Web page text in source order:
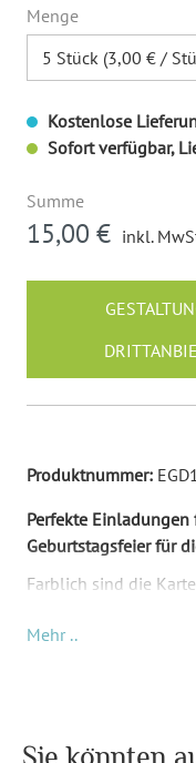
Menge
Kostenlose
Sofort verfügbar,
Summe
15,00 € inkl.
Produktnummer:
Perfekte
Geburtstagsfeier für
Farblich sind die
(oberer Teil des
Illustrationen zu
Mehr ..
Sie könnten